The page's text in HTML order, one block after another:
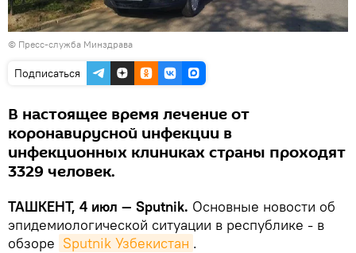
© Пресс-служба Минздрава
Подписаться
В настоящее время лечение от
коронавирусной инфекции в
инфекционных клиниках страны проходят
3329 человек.
ТАШКЕНТ, 4 июл — Sputnik. Основные новости об
эпидемиологической ситуации в республике - в
обзоре Sputnik Узбекистан .